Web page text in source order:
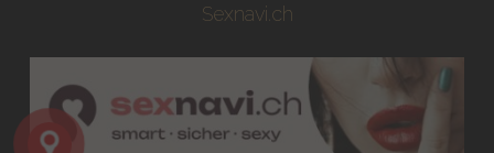
Sexnavi.ch